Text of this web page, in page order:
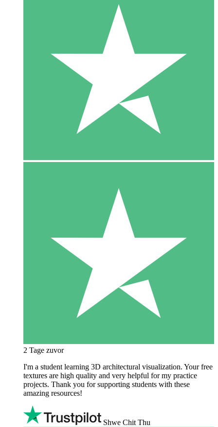
2 Tage zuvor
I'm a student learning 3D architectural visualization. Your free
textures are high quality and very helpful for my practice
projects. Thank you for supporting students with these
amazing resources!
Shwe Chit Thu